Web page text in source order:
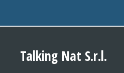
Talking Nat S.r.l.